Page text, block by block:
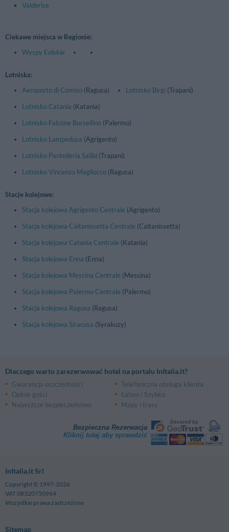
Valderice
Ciekawe miejsca w Regionie:
Wyspy Eolskie
Lotniska:
Aeroporto di Comiso(Ragusa) Lotnisko Birgi (Trapani)
Lotnisko Catania (Katania)
Lotnisko Falcone Borsellino(Palermo)
Lotnisko Lampedusa (Agrigento)
Lotnisko Pantelleria Salibi (Trapani)
Lotnisko Vincenzo Magliocco(Ragusa)
Stacje kolejowe:
Stacja kolejowa Agrigento Centrale (Agrigento)
Stacja kolejowa Caltanissetta Centrale (Caltanissetta)
Stacja kolejowa Catania Centrale (Katania)
Stacja kolejowa Enna (Enna)
Stacja kolejowa Messina Centrale (Messina)
Stacja kolejowa Palermo Centrale (Palermo)
Stacja kolejowa Ragusa (Ragusa)
Stacja kolejowa Siracusa (Syrakuzy)
Dlaczego warto zarezerwować hotel na portalu InItalia.it?
Gwarancja oszczędności
Telefoniczna obsługa klienta
Opinie gości
Łatwo i Szybko
Najwyższe bezpieczeństwo
Mapy i trasy
Bezpieczna Rezerwacja
Kliknij tutaj aby sprawdzić
InItalia.it Srl
Copyright © 1997-2026
VAT 08320750964
Wszystkie prawa zastrzeżone
Sitemap